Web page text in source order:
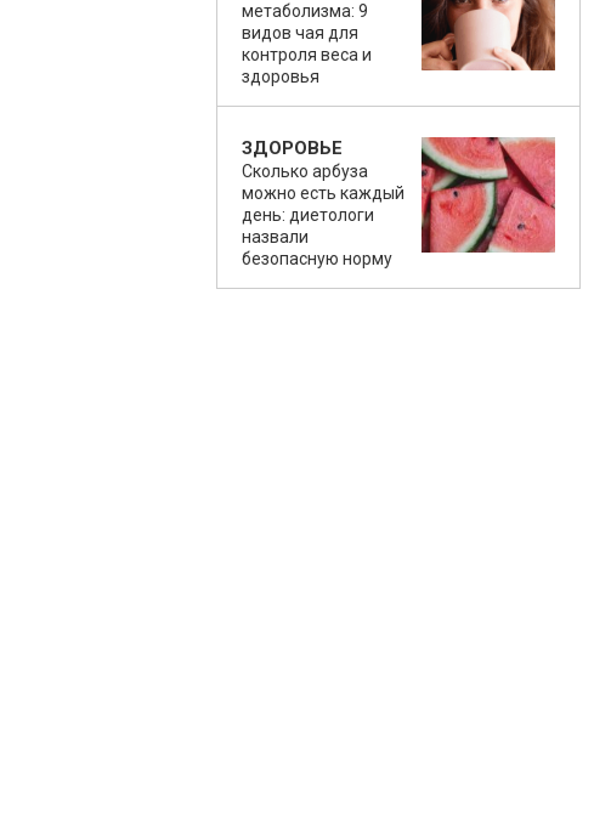
метаболизма: 9
видов чая для
контроля веса и
здоровья
ЗДОРОВЬЕ
Сколько арбуза
можно есть каждый
день: диетологи
назвали
безопасную норму